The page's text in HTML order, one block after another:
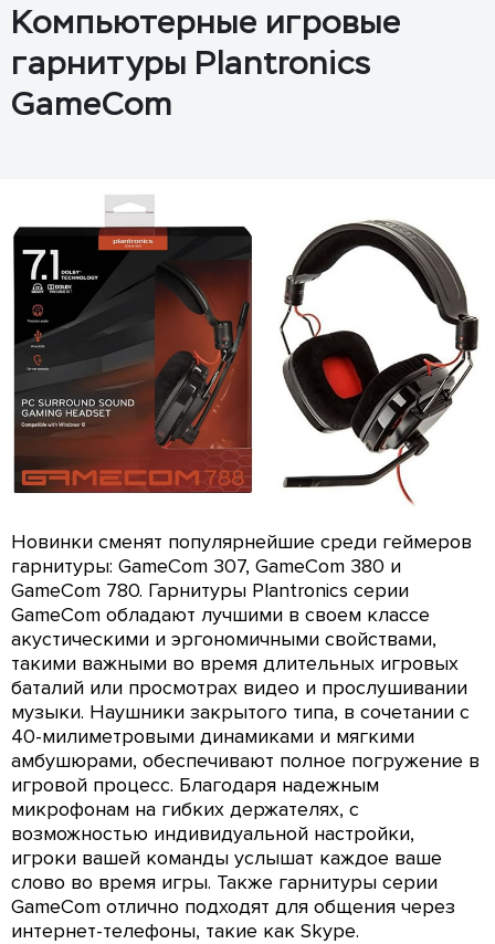
Компьютерные игровые
гарнитуры Plantronics
GameCom
Новинки сменят популярнейшие среди геймеров
гарнитуры: GameCom 307, GameCom 380 и
GameCom 780. Гарнитуры Plantronics серии
GameCom обладают лучшими в своем классе
акустическими и эргономичными свойствами,
такими важными во время длительных игровых
баталий или просмотрах видео и прослушивании
музыки. Наушники закрытого типа, в сочетании с
40-милиметровыми динамиками и мягкими
амбушюрами, обеспечивают полное погружение в
игровой процесс. Благодаря надежным
микрофонам на гибких держателях, с
возможностью индивидуальной настройки,
игроки вашей команды услышат каждое ваше
слово во время игры. Также гарнитуры серии
GameCom отлично подходят для общения через
интернет-телефоны, такие как Skype.